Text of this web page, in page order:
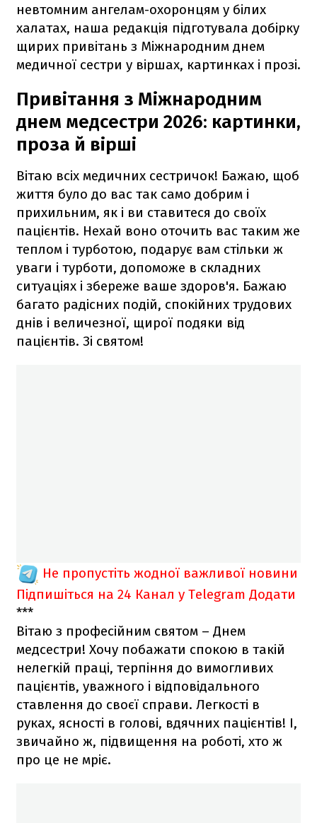
невтомним ангелам-охоронцям у білих
халатах, наша редакція підготувала добірку
щирих привітань з Міжнародним днем
медичної сестри у віршах, картинках і прозі.
Привітання з Міжнародним
днем медсестри 2026: картинки,
проза й вірші
Вітаю всіх медичних сестричок! Бажаю, щоб
життя було до вас так само добрим і
прихильним, як і ви ставитеся до своїх
пацієнтів. Нехай воно оточить вас таким же
теплом і турботою, подарує вам стільки ж
уваги і турботи, допоможе в складних
ситуаціях і збереже ваше здоров'я. Бажаю
багато радісних подій, спокійних трудових
днів і величезної, щирої подяки від
пацієнтів. Зі святом!
Не пропустіть жодної важливої новини
Підпишіться на 24 Канал у Telegram Додати
***
Вітаю з професійним святом – Днем
медсестри! Хочу побажати спокою в такій
нелегкій праці, терпіння до вимогливих
пацієнтів, уважного і відповідального
ставлення до своєї справи. Легкості в
руках, ясності в голові, вдячних пацієнтів! І,
звичайно ж, підвищення на роботі, хто ж
про це не мріє.